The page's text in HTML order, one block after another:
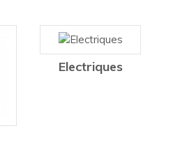
Electriques